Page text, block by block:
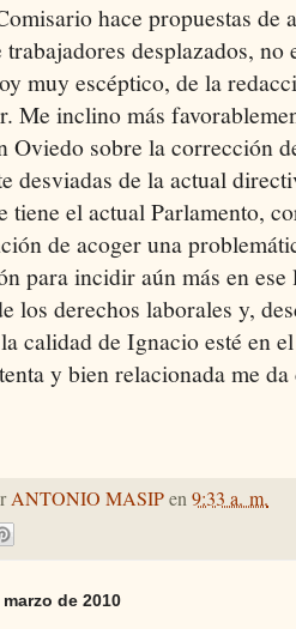
hace propuestas de
desplazados, no
muy escéptico, de la
Me inclino más
Oviedo sobre la corrección
desviadas de la actual
tiene el actual Parlamento,
de acoger una
para incidir aún más en
los derechos laborales y,
calidad de Ignacio esté en
y bien relacionada me
ANTONIO MASIPen9:33 a. m.
de 2010